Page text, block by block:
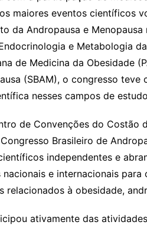
maiores eventos científicos
da Andropausa e
e Metabologia
de Medicina da Obesidade
(SBAM), o congresso
nesses campos de
de Convenções do Costão
Brasileiro de
independentes e
e internacionais
relacionados à obesidade,
ativamente das